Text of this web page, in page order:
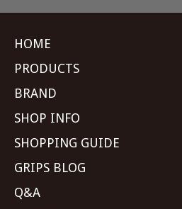
HOME
PRODUCTS
BRAND
SHOP INFO
SHOPPING GUIDE
GRIPS BLOG
Q&A